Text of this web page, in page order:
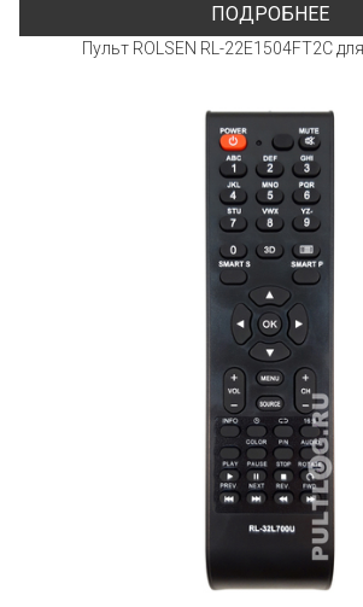
ПОДРОБНЕЕ
Пульт ROLSEN RL-22E1504FT2C